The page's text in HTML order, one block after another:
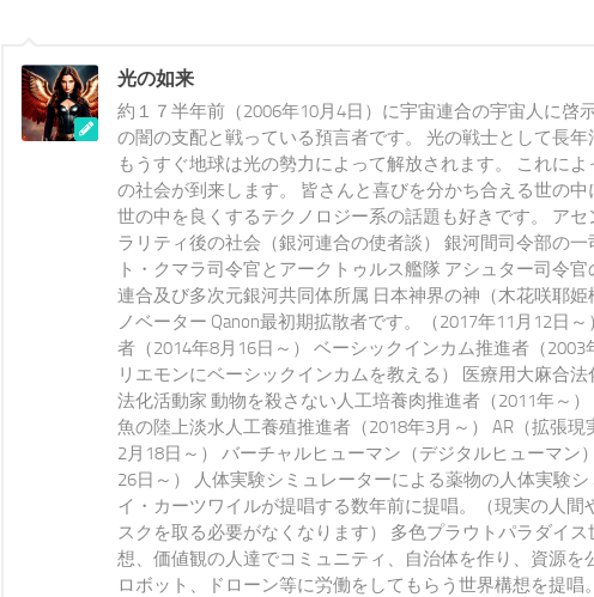
光の如来
約１７半年前（2006年10月4日）に宇宙連合の宇宙人に啓
の闇の支配と戦っている預言者です。 光の戦士として長年
もうすぐ地球は光の勢力によって解放されます。 これに
の社会が到来します。 皆さんと喜びを分かち合える世の
世の中を良くするテクノロジー系の話題も好きです。 アセ
ラリティ後の社会（銀河連合の使者談） 銀河間司令部の一
ト・クマラ司令官とアークトゥルス艦隊 アシュター司令
連合及び多次元銀河共同体所属 日本神界の神（木花咲耶姫
ノベーター Qanon最初期拡散者です。（2017年11月12日～
者（2014年8月16日～） ベーシックインカム推進者（2003
リエモンにベーシックインカムを教える） 医療用大麻合
法化活動家 動物を殺さない人工培養肉推進者（2011年～
魚の陸上淡水人工養殖推進者（2018年3月～） AR（拡張現
2月18日～） バーチャルヒューマン（デジタルヒューマン
26日～） 人体実験シミュレーターによる薬物の人体実験
イ・カーツワイルが提唱する数年前に提唱。（現実の人間
スクを取る必要がなくなります） 多色プラウトパラダイス
想、価値観の人達でコミュニティ、自治体を作り、資源を
ロボット、ドローン等に労働をしてもらう世界構想を提唱